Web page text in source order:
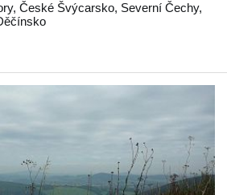
, České Švýcarsko, Severní Čechy,